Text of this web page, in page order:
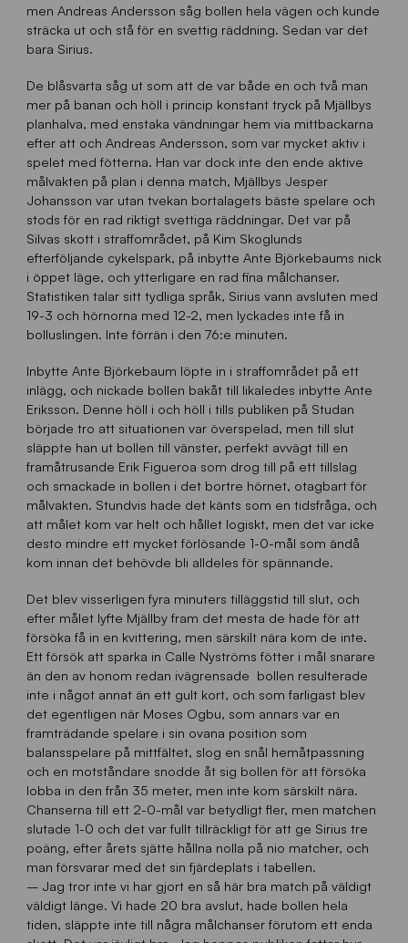
men Andreas Andersson såg bollen hela vägen och kunde
sträcka ut och stå för en svettig räddning. Sedan var det
bara Sirius.
De blåsvarta såg ut som att de var både en och två man
mer på banan och höll i princip konstant tryck på Mjällbys
planhalva, med enstaka vändningar hem via mittbackarna
efter att och Andreas Andersson, som var mycket aktiv i
spelet med fötterna. Han var dock inte den ende aktive
målvakten på plan i denna match, Mjällbys Jesper
Johansson var utan tvekan bortalagets bäste spelare och
stods för en rad riktigt svettiga räddningar. Det var på
Silvas skott i straffområdet, på Kim Skoglunds
efterföljande cykelspark, på inbytte Ante Björkebaums nick
i öppet läge, och ytterligare en rad fina målchanser.
Statistiken talar sitt tydliga språk, Sirius vann avsluten med
19-3 och hörnorna med 12-2, men lyckades inte få in
bolluslingen. Inte förrän i den 76:e minuten.
Inbytte Ante Björkebaum löpte in i straffområdet på ett
inlägg, och nickade bollen bakåt till likaledes inbytte Ante
Eriksson. Denne höll i och höll i tills publiken på Studan
började tro att situationen var överspelad, men till slut
släppte han ut bollen till vänster, perfekt avvägt till en
framåtrusande Erik Figueroa som drog till på ett tillslag
och smackade in bollen i det bortre hörnet, otagbart för
målvakten. Stundvis hade det känts som en tidsfråga, och
att målet kom var helt och hållet logiskt, men det var icke
desto mindre ett mycket förlösande 1-0-mål som ändå
kom innan det behövde bli alldeles för spännande.
Det blev visserligen fyra minuters tilläggstid till slut, och
efter målet lyfte Mjällby fram det mesta de hade för att
försöka få in en kvittering, men särskilt nära kom de inte.
Ett försök att sparka in Calle Nyströms fötter i mål snarare
än den av honom redan ivägrensade bollen resulterade
inte i något annat än ett gult kort, och som farligast blev
det egentligen när Moses Ogbu, som annars var en
framträdande spelare i sin ovana position som
balansspelare på mittfältet, slog en snål hemåtpassning
och en motståndare snodde åt sig bollen för att försöka
lobba in den från 35 meter, men inte kom särskilt nära.
Chanserna till ett 2-0-mål var betydligt fler, men matchen
slutade 1-0 och det var fullt tillräckligt för att ge Sirius tre
poäng, efter årets sjätte hållna nolla på nio matcher, och
man försvarar med det sin fjärdeplats i tabellen.
– Jag tror inte vi har gjort en så här bra match på väldigt
väldigt länge. Vi hade 20 bra avslut, hade bollen hela
tiden, släppte inte till några målchanser förutom ett enda